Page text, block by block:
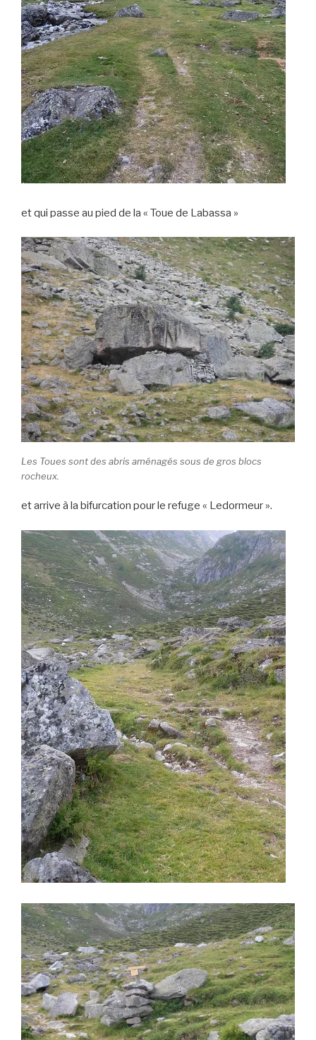
et qui passe au pied de la « Toue de Labassa »
Les Toues sont des abris aménagés sous de gros blocs
rocheux.
et arrive à la bifurcation pour le refuge « Ledormeur ».